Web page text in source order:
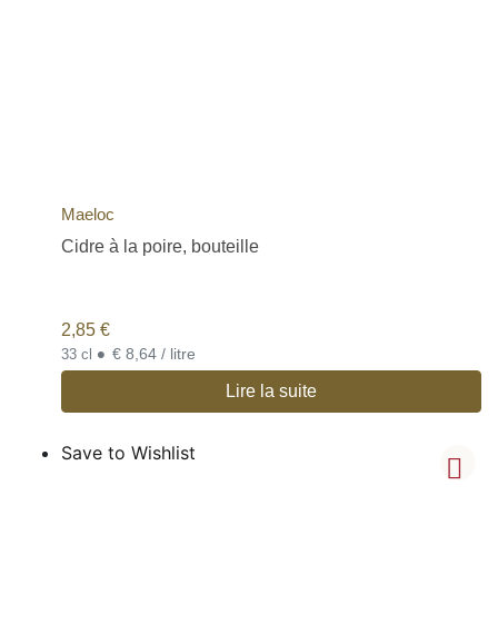
Maeloc
Cidre à la poire, bouteille
2,85 €
33 cl • € 8,64 / litre
Lire la suite
Save to Wishlist